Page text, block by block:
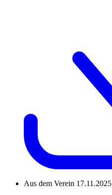
Aus dem Verein 17.11.2025